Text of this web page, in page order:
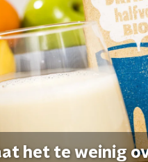
het te weinig